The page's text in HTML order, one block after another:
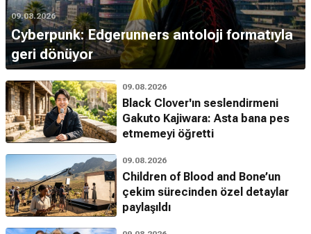
09.08.2026
Cyberpunk: Edgerunners antoloji formatıyla
geri dönüyor
09.08.2026
Black Clover'ın seslendirmeni
Gakuto Kajiwara: Asta bana pes
etmemeyi öğretti
09.08.2026
Children of Blood and Bone’un
çekim sürecinden özel detaylar
paylaşıldı